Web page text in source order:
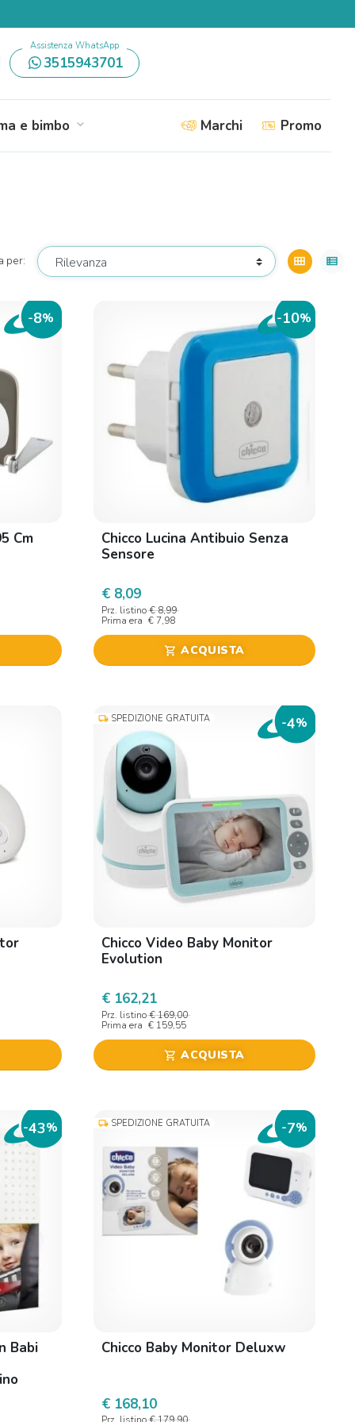
Assistenza WhatsApp
3515943701
e bimbo expand_more Marchi Promo
per: view_module view_list
-8%
Cm
-10%
Chicco Lucina Antibuio Senza
Sensore
€ 8,09
Prz. listino € 8,99
Prima era € 7,98
shopping_cart ACQUISTA
local_shipping SPEDIZIONE GRATUITA -4%
Chicco Video Baby Monitor
Evolution
€ 162,21
Prz. listino € 169,00
Prima era € 159,55
shopping_cart ACQUISTA
-43%
Babi
Su
local_shipping SPEDIZIONE GRATUITA -7%
Chicco Baby Monitor Deluxw
€ 168,10